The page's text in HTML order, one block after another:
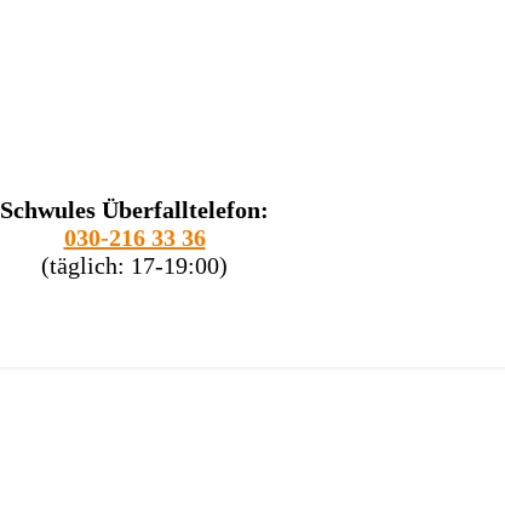
Schwules Überfalltelefon:
030-216 33 36
(täglich: 17-19:00)